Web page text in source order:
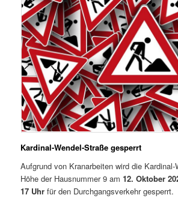
Kardinal-Wendel-Straße gesperrt
Aufgrund von Kranarbeiten wird die
Höhe der Hausnummer 9 am12. Oktober
17 Uhr für den Durchgangsverkehr gesperrt.